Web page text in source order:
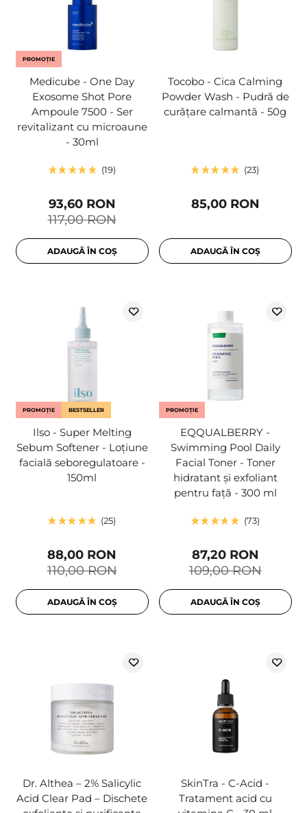
PROMOȚIE
Medicube - One Day
Exosome Shot Pore
Ampoule 7500 - Ser
revitalizant cu microaune
- 30ml
19
117,00 RON
93,60 RON
ADAUGĂ ÎN COȘ
Tocobo - Cica Calming
Powder Wash - Pudră de
curățare calmantă - 50g
23
85,00 RON
ADAUGĂ ÎN COȘ
PROMOȚIE BESTSELLER
Ilso - Super Melting
Sebum Softener - Loțiune
facială seboregulatoare -
150ml
25
110,00 RON
88,00 RON
ADAUGĂ ÎN COȘ
PROMOȚIE
EQQUALBERRY -
Swimming Pool Daily
Facial Toner - Toner
hidratant și exfoliant
pentru față - 300 ml
73
109,00 RON
87,20 RON
ADAUGĂ ÎN COȘ
Dr. Althea – 2% Salicylic
Acid Clear Pad – Dischete
SkinTra - C-Acid -
Tratament acid cu